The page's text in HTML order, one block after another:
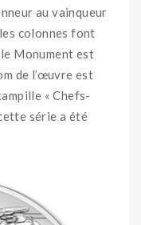
au vainqueur
colonnes font
Monument est
de l’œuvre est
« Chefs-
série a été